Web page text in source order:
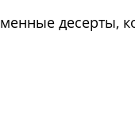
десерты,